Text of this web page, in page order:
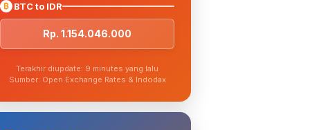
₿ BTC to IDR
Rp. 1.154.046.000
Terakhir diupdate: 9 minutes yang lalu
Sumber: Open Exchange Rates & Indodax